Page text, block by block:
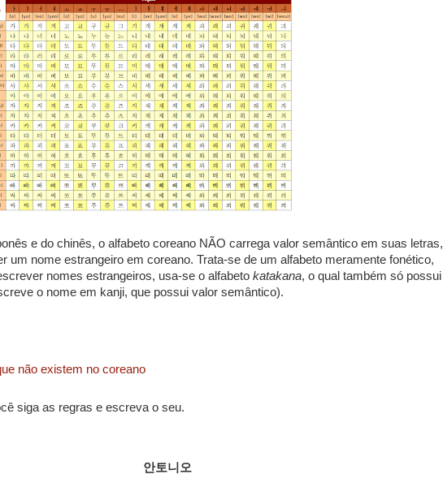
e do chinês, o alfabeto coreano NÃO carrega valor semântico em suas letras,
um nome estrangeiro em coreano. Trata-se de um alfabeto meramente fonético,
nomes estrangeiros, usa-se o alfabeto katakana, o qual também só possui
o nome em kanji, que possui valor semântico).
não existem no coreano
siga as regras e escreva o seu.
안토니오